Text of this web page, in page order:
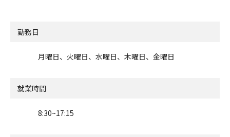
勤務日
月曜日、火曜日、水曜日、木曜日、金曜日
就業時間
8:30~17:15